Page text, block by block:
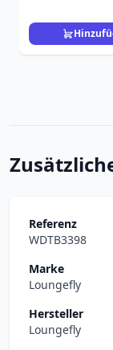
Referenz
WDTB3398
Marke
Loungefly
Hersteller
Loungefly